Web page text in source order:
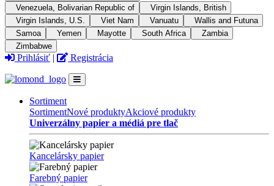
Venezuela, Bolivarian Republic of
Virgin Islands, British
Virgin Islands, U.S.
Viet Nam Vanuatu
Wallis and Futuna
Samoa
Yemen Mayotte South Africa
Zambia
Zimbabwe
Prihlásiť | Registrácia
Sortiment
SortimentNové produktyAkciové produkty
Univerzálny papier a médiá pre tlač
Kancelársky papier
Farebný papier